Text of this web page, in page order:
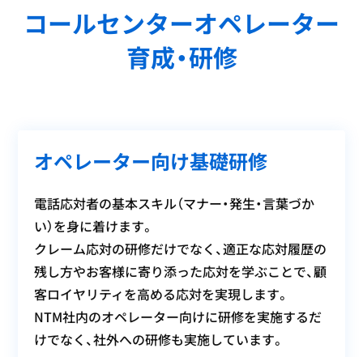
コールセンターオペレーター
育成・研修
オペレーター向け基礎研修
電話応対者の基本スキル（マナー・発生・言葉づか
い）を身に着けます。
クレーム応対の研修だけでなく、適正な応対履歴の
残し方やお客様に寄り添った応対を学ぶことで、顧
客ロイヤリティを高める応対を実現します。
NTM社内のオペレーター向けに研修を実施するだ
けでなく、社外への研修も実施しています。